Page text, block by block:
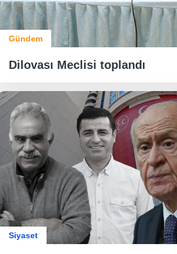
Gündem
Dilovası Meclisi toplandı
Siyaset